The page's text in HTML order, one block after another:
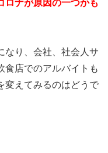
ロナが原因の一つかも
なり、会社、社会人サ
食店でのアルバイトも
変えてみるのはどうで